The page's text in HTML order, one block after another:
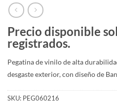
Precio disponible
registrados.
Pegatina de vinilo de alta
desgaste exterior, con diseño de
SKU: PEG060216